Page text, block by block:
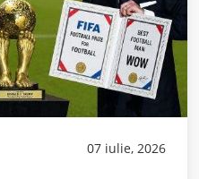
07 iulie, 2026